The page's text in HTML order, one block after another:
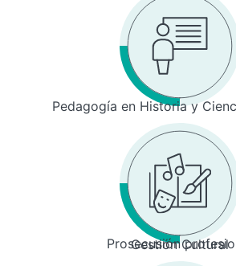
Pedagogía en Historia y
Prosecusión
Gestión Cultural